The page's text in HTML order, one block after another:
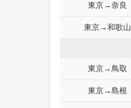
東京→奈良
東京→和歌山
東京→鳥取
東京→島根